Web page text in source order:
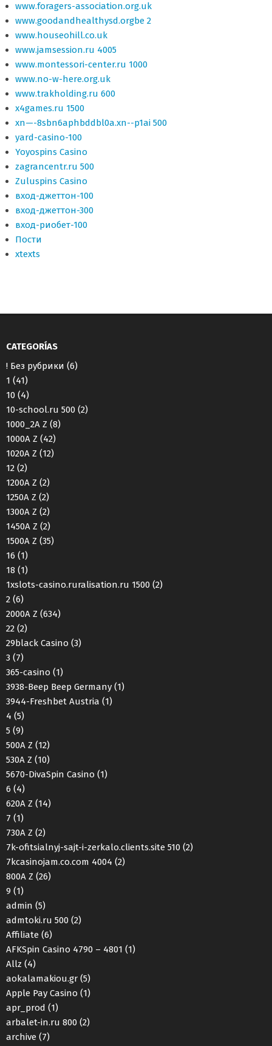
www.foragers-association.org.uk
www.goodandhealthysd.orgbe 2
www.houseohill.co.uk
www.jamsession.ru 4005
www.montessori-center.ru 1000
www.no-w-here.org.uk
www.trakholding.ru 600
x4games.ru 1500
xn—-8sbn6aphbddbl0a.xn--p1ai 500
yard-casino-100
Yoyospins Casino
zagrancentr.ru 500
Zuluspins Casino
вход-джеттон-100
вход-джеттон-300
вход-риобет-100
Пости
хtexts
CATEGORÍAS
! Без рубрики (6)
1 (41)
10 (4)
10-school.ru 500 (2)
1000_2A Z (8)
1000A Z (42)
1020A Z (12)
12 (2)
1200A Z (2)
1250A Z (2)
1300A Z (2)
1450A Z (2)
1500A Z (35)
16 (1)
18 (1)
1xslots-casino.ruralisation.ru 1500 (2)
2 (6)
2000A Z (634)
22 (2)
29black Casino (3)
3 (7)
365-casino (1)
3938-Beep Beep Germany (1)
3944-Freshbet Austria (1)
4 (5)
5 (9)
500A Z (12)
530A Z (10)
5670-DivaSpin Casino (1)
6 (4)
620A Z (14)
7 (1)
730A Z (2)
7k-ofitsialnyj-sajt-i-zerkalo.clients.site 510 (2)
7kcasinojam.co.com 4004 (2)
800A Z (26)
9 (1)
admin (5)
admtoki.ru 500 (2)
Affiliate (6)
AFKSpin Casino 4790 – 4801 (1)
Allz (4)
aokalamakiou.gr (5)
Apple Pay Casino (1)
apr_prod (1)
arbalet-in.ru 800 (2)
archive (7)